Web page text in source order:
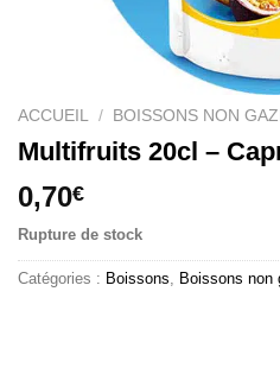
ACCUEIL / BOISSONS NON
Multifruits 20cl –
0,70€
Rupture de stock
Catégories : Boissons Boissons non